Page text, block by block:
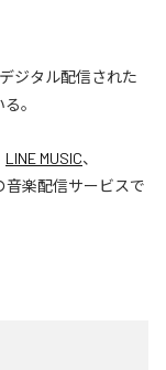
ジタル配信された
。
LINE MUSIC、
音楽配信サービスで